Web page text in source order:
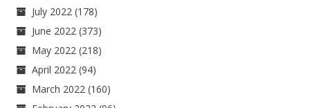
July 2022 (178)
June 2022 (373)
May 2022 (218)
April 2022 (94)
March 2022 (160)